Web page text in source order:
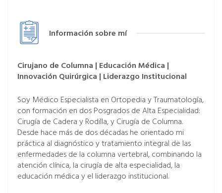
Información sobre mí
Cirujano de Columna | Educación Médica |
Innovación Quirúrgica | Liderazgo Institucional
Soy Médico Especialista en Ortopedia y Traumatología,
con formación en dos Posgrados de Alta Especialidad:
Cirugía de Cadera y Rodilla, y Cirugía de Columna.
Desde hace más de dos décadas he orientado mi
práctica al diagnóstico y tratamiento integral de las
enfermedades de la columna vertebral, combinando la
atención clínica, la cirugía de alta especialidad, la
educación médica y el liderazgo institucional.